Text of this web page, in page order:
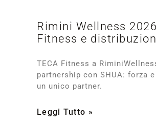
Rimini Wellness
Fitness e
TECA Fitness a
partnership con SHUA: forza
un unico partner.
Leggi Tutto »